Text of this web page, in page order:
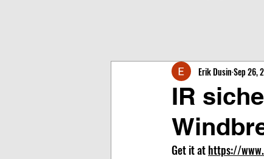
IR
Erik DusinSep 26,
Get it at https://